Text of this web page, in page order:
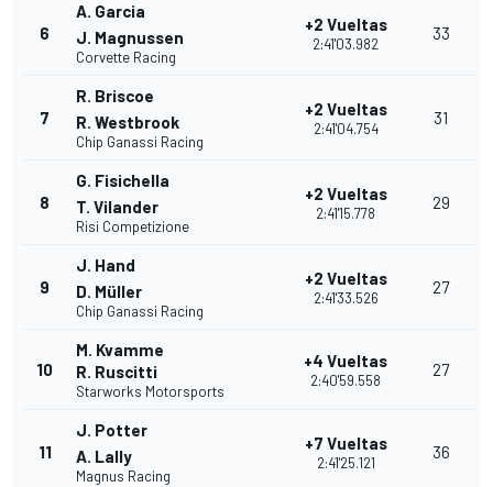
6
A. Garcia
J. Magnussen
Corvette Racing
+2 Vueltas
2:41'03.982
33
7
R. Briscoe
R. Westbrook
Chip Ganassi Racing
+2 Vueltas
2:41'04.754
31
8
G. Fisichella
T. Vilander
Risi Competizione
+2 Vueltas
2:41'15.778
29
9
J. Hand
D. Müller
Chip Ganassi Racing
+2 Vueltas
2:41'33.526
27
10
M. Kvamme
R. Ruscitti
Starworks Motorsports
+4 Vueltas
2:40'59.558
27
11
J. Potter
A. Lally
Magnus Racing
+7 Vueltas
2:41'25.121
36